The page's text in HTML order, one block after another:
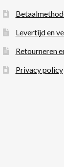
Levertijd en
Retourneren
Privacy policy